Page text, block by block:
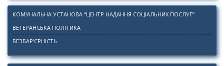
КОМУНАЛЬНА УСТАНОВА “ЦЕНТР НАДАННЯ СОЦІАЛЬНИХ ПОСЛУГ”
ВЕТЕРАНСЬКА ПОЛІТИКА
БЕЗБАР’ЄРНІСТЬ